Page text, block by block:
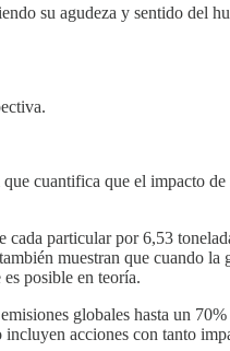
su agudeza y sentido del
cuantifica que el impacto de
cada particular por 6,53
muestran que cuando la
posible en teoría.
globales hasta un
incluyen acciones con tanto